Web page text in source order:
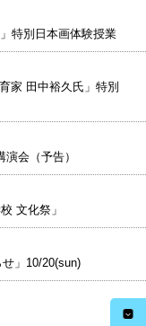
特別日本画体験授業
家 田中裕久氏」特別
会（予告）
文化祭」
」10/20(sun)